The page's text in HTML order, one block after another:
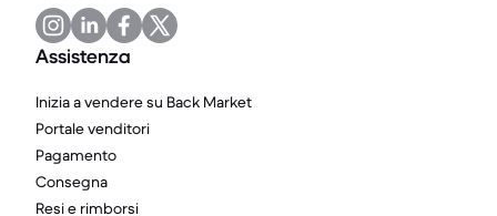
Assistenza
Inizia a vendere su Back Market
Portale venditori
Pagamento
Consegna
Resi e rimborsi